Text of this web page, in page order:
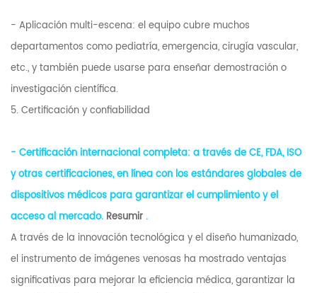
- Aplicación multi-escena: el equipo cubre muchos
departamentos como pediatría, emergencia, cirugía vascular,
etc., y también puede usarse para enseñar demostración o
investigación científica.
5. Certificación y confiabilidad
- Certificación internacional completa: a través de CE, FDA, ISO
y otras certificaciones, en línea con los estándares globales de
dispositivos médicos para garantizar el cumplimiento y el
acceso al mercado. Resumir.
A través de la innovación tecnológica y el diseño humanizado,
el instrumento de imágenes venosas ha mostrado ventajas
significativas para mejorar la eficiencia médica, garantizar la